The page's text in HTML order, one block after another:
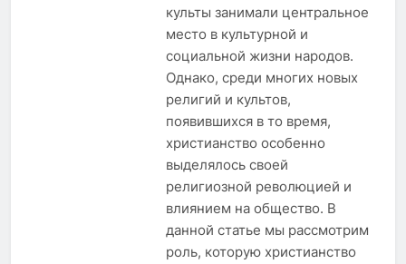
культы занимали центральное
место в культурной и
социальной жизни народов.
Однако, среди многих новых
религий и культов,
появившихся в то время,
христианство особенно
выделялось своей
религиозной революцией и
влиянием на общество. В
данной статье мы рассмотрим
роль, которую христианство